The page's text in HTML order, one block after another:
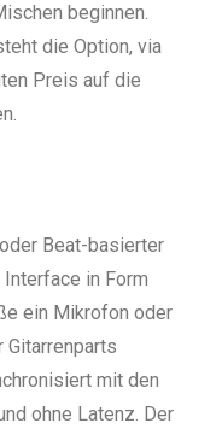
beginnen.
die Option, via
Preis auf die
Beat-basierter
in Form
ein Mikrofon oder
Gitarrenparts
mit den
ohne Latenz. Der